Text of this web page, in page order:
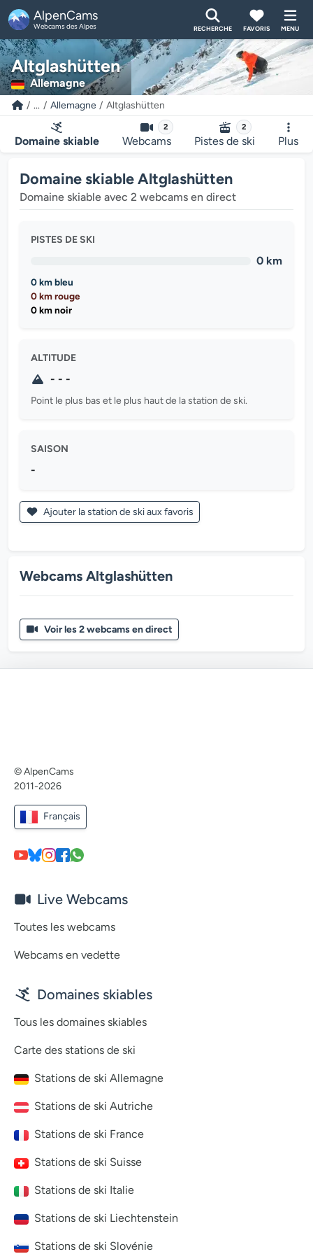
AlpenCams
Webcams des Alpes RECHERCHE FAVORIS MENU
Altglashütten
Allemagne
... Allemagne Altglashütten
Domaine skiable
2
Webcams
2
Pistes de ski Plus
Domaine skiable Altglashütten
Domaine skiable avec 2 webcams en direct
PISTES DE SKI
0 km
0 km bleu
0 km rouge
0 km noir
ALTITUDE
- - -
Point le plus bas et le plus haut de la station de ski.
SAISON
-
Ajouter la station de ski aux favoris
Webcams Altglashütten
Voir les 2 webcams en direct
© AlpenCams
2011-2026
Français
Live Webcams
Toutes les webcams
Webcams en vedette
Domaines skiables
Tous les domaines skiables
Carte des stations de ski
Stations de ski Allemagne
Stations de ski Autriche
Stations de ski France
Stations de ski Suisse
Stations de ski Italie
Stations de ski Liechtenstein
Stations de ski Slovénie